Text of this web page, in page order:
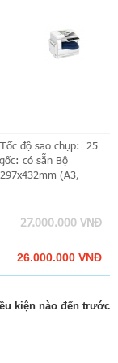
độ sao chụp: 25
có sẵn Bộ
(A3,
27.000.000 VNĐ
26.000.000 VNĐ
kiện nào đến trước